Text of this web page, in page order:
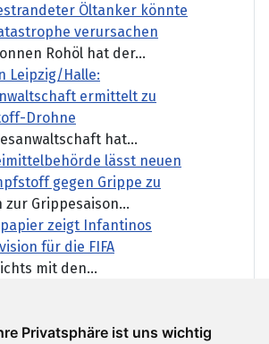
Privatsphäre ist uns wichtig
Öltanker könnte
verursachen
Rohöl hat der...
Leipzig/Halle:
ermittelt zu
Drohne
hat...
lässt neuen
gegen Grippe zu
zur Grippesaison...
zeigt Infantinos
für die FIFA
mit den...
Zahlenflut lässt Anleger
kalt
heute trotz...